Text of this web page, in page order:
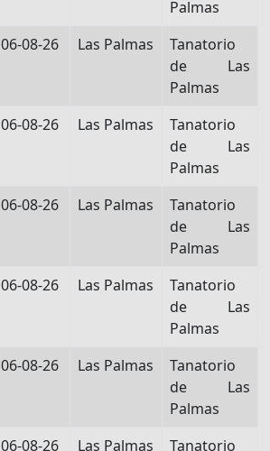
Palmas
06-08-26 Las Palmas
Tanatorio
de Las
Palmas
06-08-26 Las Palmas
Tanatorio
de Las
Palmas
06-08-26 Las Palmas
Tanatorio
de Las
Palmas
06-08-26 Las Palmas
Tanatorio
de Las
Palmas
06-08-26 Las Palmas
Tanatorio
de Las
Palmas
06-08-26 Las Palmas
Tanatorio